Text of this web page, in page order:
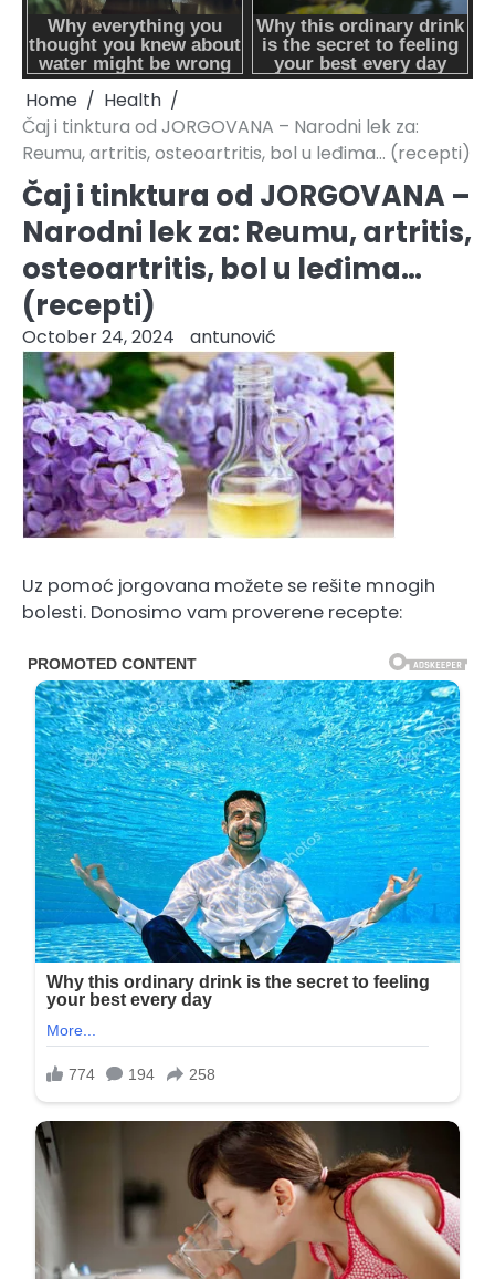
Home
Health
Čaj i tinktura od JORGOVANA – Narodni lek za:
Reumu, artritis, osteoartritis, bol u leđima… (recepti)
Čaj i tinktura od JORGOVANA –
Narodni lek za: Reumu, artritis,
osteoartritis, bol u leđima…
(recepti)
October 24, 2024 antunović
Uz pomoć jorgovana možete se rešite mnogih
bolesti. Donosimo vam proverene recepte: